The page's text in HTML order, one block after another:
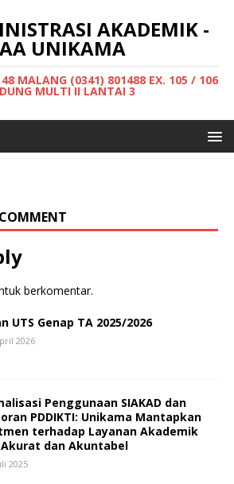
AKADEMIK -
UNIKAMA
48 MALANG (0341) 801488 EX. 105 / 106
MULTI II LANTAI 3
berkomentar.
UTS Genap TA 2025/2026
2026
Penggunaan SIAKAD dan
PDDIKTI: Unikama Mantapkan
terhadap Layanan Akademik
dan Akuntabel
2025